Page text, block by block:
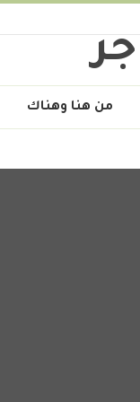
من هنا وهناك